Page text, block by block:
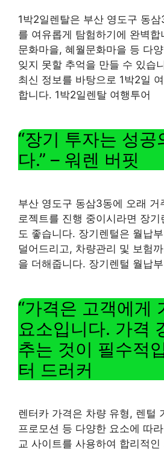
1박2일렌탈은 부산 영도구 동
를 여유롭게 탐험하기에 완벽합
문화마을, 혜월문화마을 등 다
잊지 못할 추억을 만들 수 있습
최신 정보를 바탕으로 1박2일
합니다. 1박2일렌탈 여행투어
“장기 투자는 성공
다.” – 워렌 버핏
부산 영도구 동삼3동에 오래 거
로젝트를 진행 중이시라면 장기
도 좋습니다. 장기렌털은 월납
덜어드리고, 차량관리 및 보험
을 더해줍니다. 장기렌털 월납
“가격은 고객에게
요소입니다. 가격
추는 것이 필수적
터 드러커
렌터카 가격은 차량 유형, 렌털
프로모션 등 다양한 요소에 따
교 사이트를 사용하여 합리적